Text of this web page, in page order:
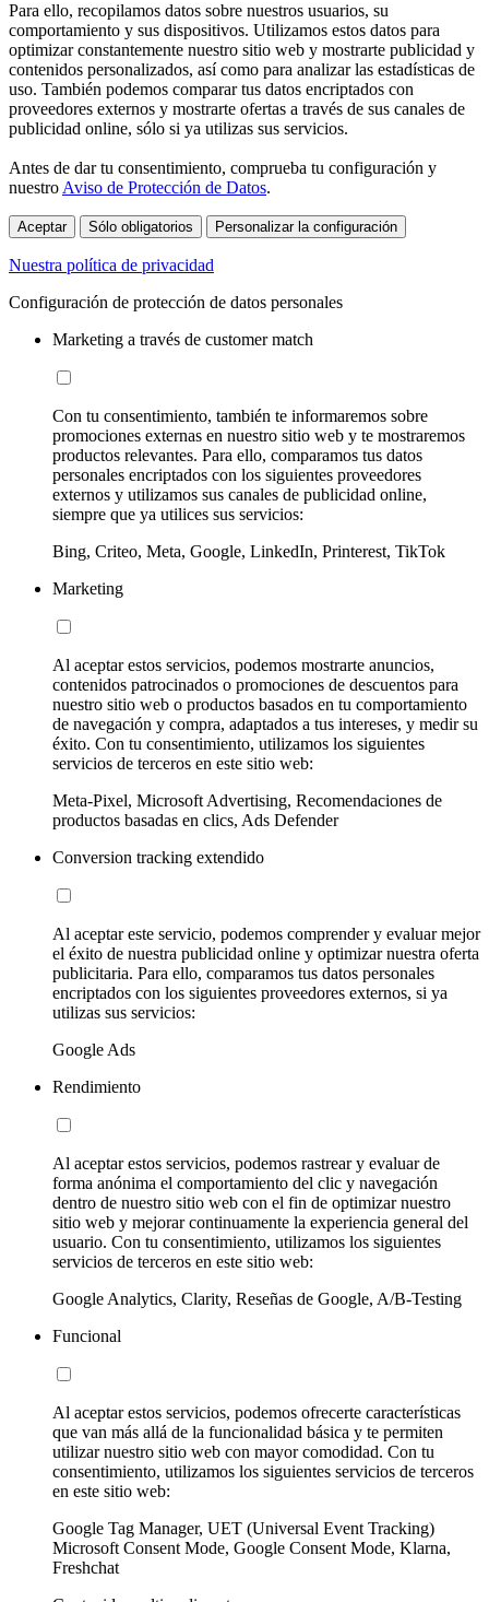
Para ello, recopilamos datos sobre nuestros usuarios, su
comportamiento y sus dispositivos. Utilizamos estos datos para
optimizar constantemente nuestro sitio web y mostrarte publicidad y
contenidos personalizados, así como para analizar las estadísticas de
uso. También podemos comparar tus datos encriptados con
proveedores externos y mostrarte ofertas a través de sus canales de
publicidad online, sólo si ya utilizas sus servicios.
Antes de dar tu consentimiento, comprueba tu configuración y
nuestro Aviso de Protección de Datos.
Aceptar Sólo obligatorios Personalizar la configuración
Nuestra política de privacidad
Configuración de protección de datos personales
Marketing a través de customer match
Con tu consentimiento, también te informaremos sobre
promociones externas en nuestro sitio web y te mostraremos
productos relevantes. Para ello, comparamos tus datos
personales encriptados con los siguientes proveedores
externos y utilizamos sus canales de publicidad online,
siempre que ya utilices sus servicios:
Bing, Criteo, Meta, Google, LinkedIn, Printerest, TikTok
Marketing
Al aceptar estos servicios, podemos mostrarte anuncios,
contenidos patrocinados o promociones de descuentos para
nuestro sitio web o productos basados en tu comportamiento
de navegación y compra, adaptados a tus intereses, y medir su
éxito. Con tu consentimiento, utilizamos los siguientes
servicios de terceros en este sitio web:
Meta-Pixel, Microsoft Advertising, Recomendaciones de
productos basadas en clics, Ads Defender
Conversion tracking extendido
Al aceptar este servicio, podemos comprender y evaluar mejor
el éxito de nuestra publicidad online y optimizar nuestra oferta
publicitaria. Para ello, comparamos tus datos personales
encriptados con los siguientes proveedores externos, si ya
utilizas sus servicios:
Google Ads
Rendimiento
Al aceptar estos servicios, podemos rastrear y evaluar de
forma anónima el comportamiento del clic y navegación
dentro de nuestro sitio web con el fin de optimizar nuestro
sitio web y mejorar continuamente la experiencia general del
usuario. Con tu consentimiento, utilizamos los siguientes
servicios de terceros en este sitio web:
Google Analytics, Clarity, Reseñas de Google, A/B-Testing
Funcional
Al aceptar estos servicios, podemos ofrecerte características
que van más allá de la funcionalidad básica y te permiten
utilizar nuestro sitio web con mayor comodidad. Con tu
consentimiento, utilizamos los siguientes servicios de terceros
en este sitio web:
Google Tag Manager, UET (Universal Event Tracking)
Microsoft Consent Mode, Google Consent Mode, Klarna,
Freshchat